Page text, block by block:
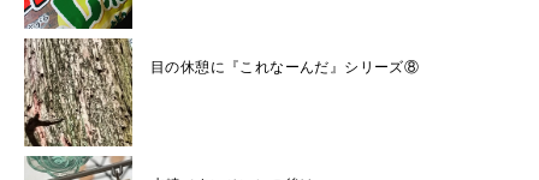
目の休憩に『これなーんだ』シリーズ⑧